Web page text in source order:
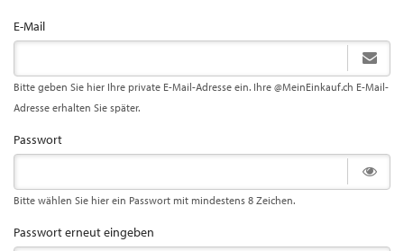
E-Mail
Bitte geben Sie hier Ihre private E-Mail-Adresse ein. Ihre @MeinEinkauf.ch E-Mail-
Adresse erhalten Sie später.
Passwort
Bitte wählen Sie hier ein Passwort mit mindestens 8 Zeichen.
Passwort erneut eingeben